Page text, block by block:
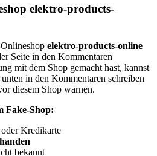
elektro-products-
elektro-products-online
Seite in den Kommentaren
mit dem Shop gemacht hast, kannst
in den Kommentaren schreiben
diesem Shop warnen.
Fake-Shop:
oder Kredikarte
bekannt